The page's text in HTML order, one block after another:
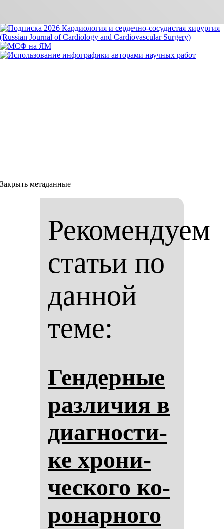
Закрыть метаданные
Рекомендуем
статьи по
данной
теме:
Ген­дер­ные
раз­ли­чия в
ди­аг­нос­ти­
ке хро­ни­
чес­ко­го ко­
ро­нар­но­го